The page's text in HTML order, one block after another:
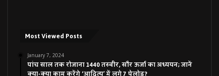
Most Viewed Posts
January 7, 2024
पांच साल तक रोजाना 1440 तस्वीर, सौर ऊर्जा का अध्ययन; जानें